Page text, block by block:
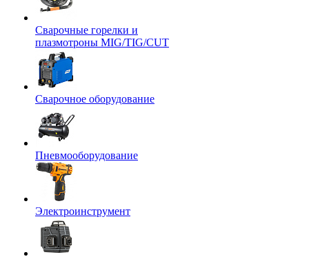
Сварочные горелки и
плазмотроны MIG/TIG/CUT
Сварочное оборудование
Пневмооборудование
Электроинструмент